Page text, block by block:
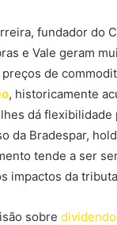
fundador do
e Vale geram
de
, historicamente
dá flexibilidade
da Bradespar,
tende a ser
impactos da
sobre